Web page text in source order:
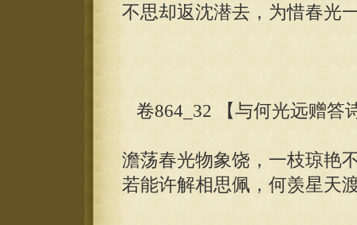
不思却返沈潜去，为惜春光
卷864_32 【与何光远赠答
澹荡春光物象饶，一枝琼艳
若能许解相思佩，何羡星天